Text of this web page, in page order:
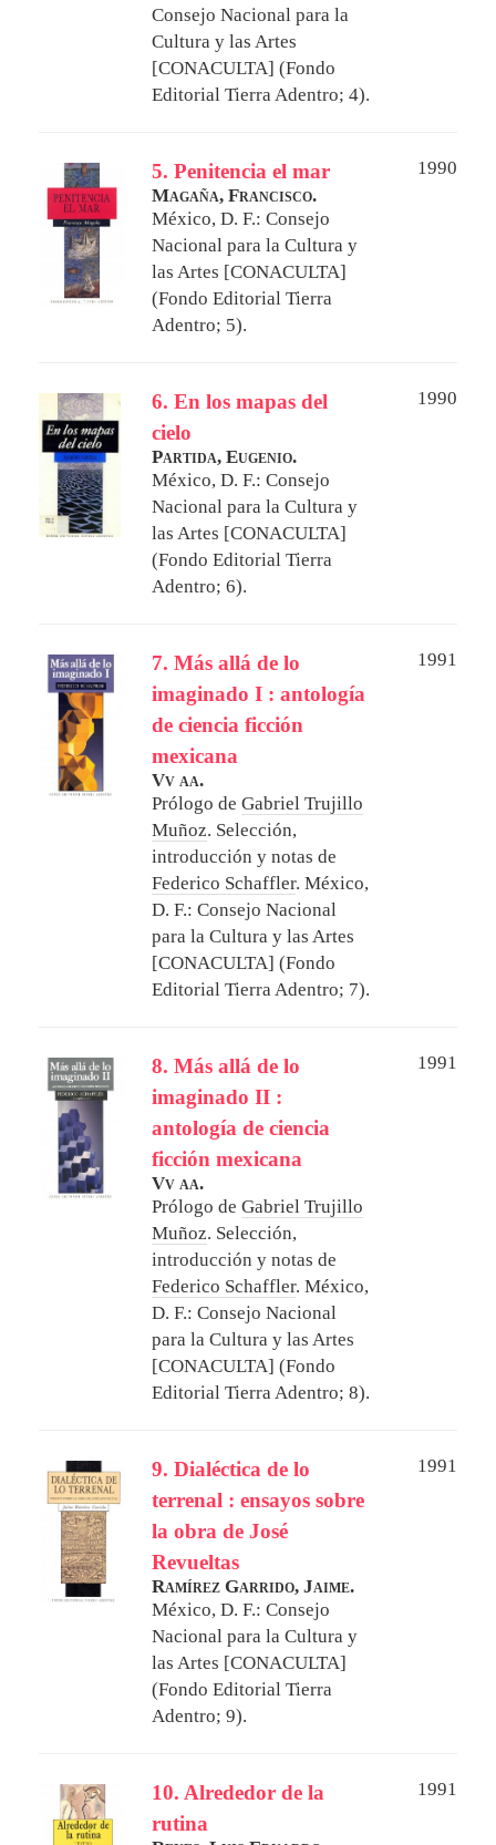
Consejo Nacional para la
Cultura y las Artes
[CONACULTA] (Fondo
Editorial Tierra Adentro; 4).
5. Penitencia el mar
1990
Magaña, Francisco.
México, D. F.: Consejo
Nacional para la Cultura y
las Artes [CONACULTA]
(Fondo Editorial Tierra
Adentro; 5).
6. En los mapas del
cielo
1990
Partida, Eugenio.
México, D. F.: Consejo
Nacional para la Cultura y
las Artes [CONACULTA]
(Fondo Editorial Tierra
Adentro; 6).
7. Más allá de lo
imaginado I : antología
de ciencia ficción
mexicana
1991
Vv aa.
Prólogo de Gabriel Trujillo
Muñoz. Selección,
introducción y notas de
Federico Schaffler. México,
D. F.: Consejo Nacional
para la Cultura y las Artes
[CONACULTA] (Fondo
Editorial Tierra Adentro; 7).
8. Más allá de lo
imaginado II :
antología de ciencia
ficción mexicana
1991
Vv aa.
Prólogo de Gabriel Trujillo
Muñoz. Selección,
introducción y notas de
Federico Schaffler. México,
D. F.: Consejo Nacional
para la Cultura y las Artes
[CONACULTA] (Fondo
Editorial Tierra Adentro; 8).
9. Dialéctica de lo
terrenal : ensayos sobre
la obra de José
Revueltas
1991
Ramírez Garrido, Jaime.
México, D. F.: Consejo
Nacional para la Cultura y
las Artes [CONACULTA]
(Fondo Editorial Tierra
Adentro; 9).
10. Alrededor de la
rutina
1991